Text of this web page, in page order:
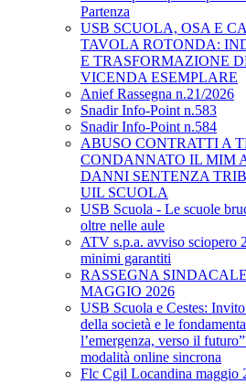
Partenza
USB SCUOLA, OSA E
TAVOLA ROTONDA:
E TRASFORMAZIONE
VICENDA ESEMPLARE
Anief Rassegna n.21/2026
Snadir Info-Point n.583
Snadir Info-Point n.584
ABUSO CONTRATTI A
CONDANNATO IL MIM
DANNI SENTENZA
UIL SCUOLA
USB Scuola - Le scuole
oltre nelle aule
ATV s.p.a. avviso sciopero
minimi garantiti
RASSEGNA
MAGGIO 2026
USB Scuola e Cestes:
della società e le
l’emergenza, verso il
modalità online sincrona
Flc Cgil Locandina maggio